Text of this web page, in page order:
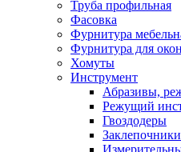
Труба профильная
Фасовка
Фурнитура
Фурнитура для
Хомуты
Инструмент
Абразивы,
Режущий
Гвоздодеры
Заклепочники